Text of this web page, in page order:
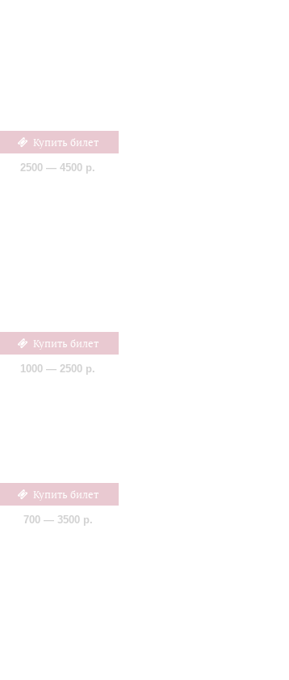
Купить билет
2500 — 4500 р.
Купить билет
1000 — 2500 р.
Купить билет
700 — 3500 р.